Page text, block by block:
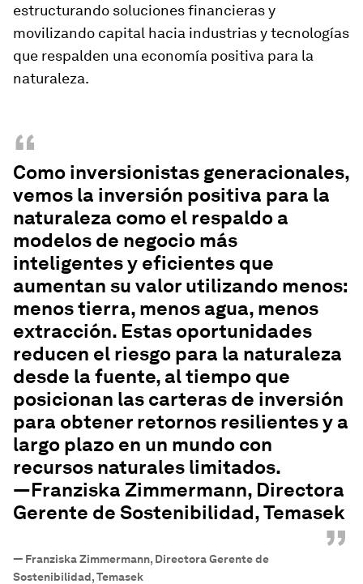
estructurando soluciones financieras y
movilizando capital hacia industrias y tecnologías
que respalden una economía positiva para la
naturaleza.
“
Como inversionistas generacionales,
vemos la inversión positiva para la
naturaleza como el respaldo a
modelos de negocio más
inteligentes y eficientes que
aumentan su valor utilizando menos:
menos tierra, menos agua, menos
extracción. Estas oportunidades
reducen el riesgo para la naturaleza
desde la fuente, al tiempo que
posicionan las carteras de inversión
para obtener retornos resilientes y a
largo plazo en un mundo con
recursos naturales limitados.
—Franziska Zimmermann, Directora
Gerente de Sostenibilidad, Temasek
”
— Franziska Zimmermann, Directora Gerente de
Sostenibilidad, Temasek